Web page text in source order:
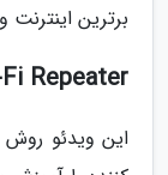
برترین
Repeater
این ویدئو